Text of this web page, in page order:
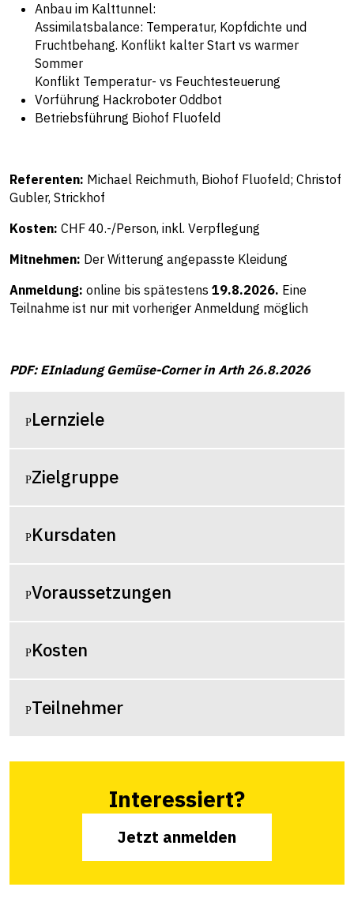
Anbau im Kalttunnel:
Assimilatsbalance: Temperatur, Kopfdichte und
Fruchtbehang. Konflikt kalter Start vs warmer
Sommer
Konflikt Temperatur- vs Feuchtesteuerung
Vorführung Hackroboter Oddbot
Betriebsführung Biohof Fluofeld
Referenten: Michael Reichmuth, Biohof Fluofeld; Christof
Gubler, Strickhof
Kosten: CHF 40.-/Person, inkl. Verpflegung
Mitnehmen: Der Witterung angepasste Kleidung
Anmeldung: online bis spätestens 19.8.2026. Eine
Teilnahme ist nur mit vorheriger Anmeldung möglich
PDF: EInladung Gemüse-Corner in Arth 26.8.2026
Lernziele
Zielgruppe
Kursdaten
Voraussetzungen
Kosten
Teilnehmer
Interessiert?
Jetzt anmelden